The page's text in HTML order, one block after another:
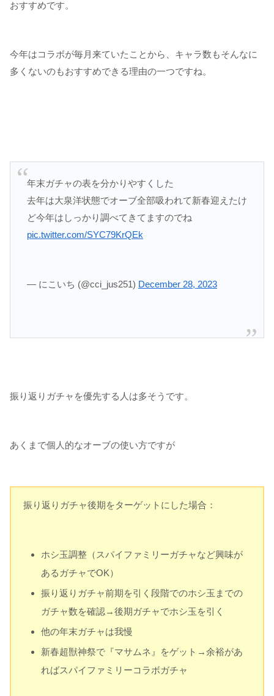
おすすめです。
今年はコラボが毎月来ていたことから、キャラ数もそんなに
多くないのもおすすめできる理由の一つですね。
年末ガチャの表を分かりやすくした
去年は大泉洋状態でオーブ全部吸われて新春迎えたけ
ど今年はしっかり調べてきてますのでね
pic.twitter.com/SYC79KrQEk
— にこいち (@cci_jus251) December 28, 2023
振り返りガチャを優先する人は多そうです。
あくまで個人的なオーブの使い方ですが
振り返りガチャ後期をターゲットにした場合：
ホシ玉調整（スパイファミリーガチャなど興味が
あるガチャでOK）
振り返りガチャ前期を引く段階でのホシ玉までの
ガチャ数を確認→後期ガチャでホシ玉を引く
他の年末ガチャは我慢
新春超獣神祭で『マサムネ』をゲット→余裕があ
ればスパイファミリーコラボガチャ